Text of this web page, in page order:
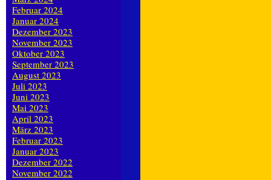
Februar 2024
Januar 2024
Dezember 2023
November 2023
Oktober 2023
September 2023
August 2023
Juli 2023
Juni 2023
Mai 2023
April 2023
März 2023
Februar 2023
Januar 2023
Dezember 2022
November 2022